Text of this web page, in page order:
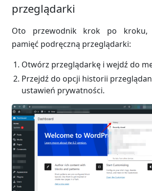
przeglądarki
Oto przewodnik krok po kroku,
pamięć podręczną przeglądarki:
Otwórz przeglądarkę i wejdź do
Przejdź do opcji historii
ustawień prywatności.